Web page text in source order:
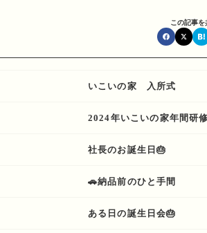
この記事を
いこいの家 入所式
2024年いこいの家年間研
社長のお誕生日🎂
🚗納品前のひと手間
ある日の誕生日会🎂